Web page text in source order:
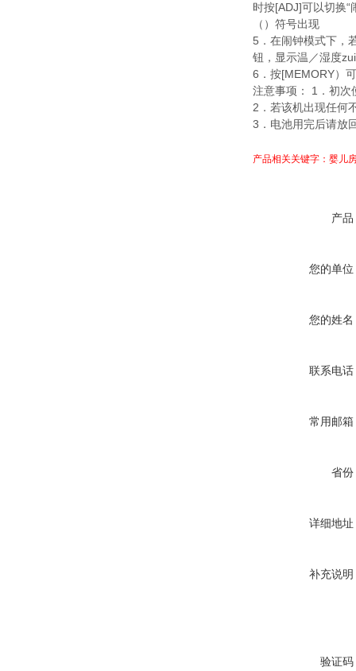
时按[ADJ]可以切换“
（）符号出现
5．在闹钟模式下，
钮，显示温／湿度
6．按[MEMORY）
注意事项：
1．初次
2．若该机出现任何
3．电池用完后请放
产品相关关键字：婴儿
产品
您的单位
您的姓名
联系电话
常用邮箱
省份
详细地址
补充说明
验证码